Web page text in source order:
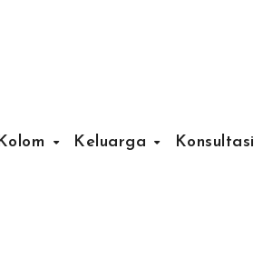
Keluarga Konsultasi